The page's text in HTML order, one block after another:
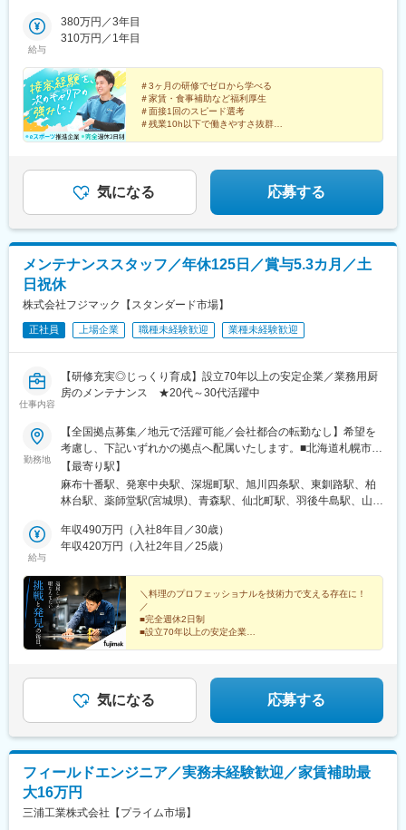
長堀橋駅、野田駅(大阪環状線)、山田駅(大阪府・阪急線)、本町
駅、塚本駅、なにわ橋駅、江坂駅、西大橋駅、北畠駅、今宮駅、
駅、富田林駅、河内長野駅、堺東駅、泉ケ丘駅、中百舌鳥駅、高
見ノ里駅、岸和田駅、泉佐野駅、茨木駅、高槻市駅、牧落駅、千
里中央駅(北大阪急行)、石橋阪大前駅、寝屋川市駅、枚方市駅、住
道駅、藤井寺駅、新石切駅、近鉄八尾駅、烏丸御池駅、西院駅(京
福線)、五条駅(京都市営)、桂駅、椥辻駅、上鳥羽口駅、松ケ崎駅
(広島県)、三次駅、海田市駅、緑井駅、尾道駅、福山駅、岩国駅、
柳井駅、下関駅、徳山駅、防府駅、宇部新川駅、東萩駅、湯田温
泉駅、岡山駅、備前西市駅、倉敷市駅、児島駅、笠岡駅、備中高
梁駅、津山口駅、西片上駅、本山駅(香川県)、高松築港駅、一宮
駅、鴨島駅、穴吹駅、阿南駅、阿波富田駅、鳴門駅、伊予大洲
駅、宇和島駅、伊予三島駅、新居浜駅、伊予富田駅、南堀端駅、
北伊予駅、筑前前原駅、竹下駅、名島駅、薬院大通駅、藤崎駅(福
岡県)、雑餉隈駅、二日市駅、行橋駅、小倉駅(福岡県)、熊西駅、
赤間駅、久留米駅、大牟田駅、甘木駅(西鉄線)、新飯塚駅、新御茶
ノ水駅、東新宿駅、浜松町駅、半蔵門駅、東陽町駅、日本橋駅(東
広小路駅、小伝馬町駅、東大前駅、築地市場駅、奥沢駅、荏原町
駅、成増駅、早稲田駅(都電荒川線)、布田駅、立川駅、石川町駅、
駅、京急川崎駅、飯能駅、玉淀駅、新越谷駅、本川越駅、西武秩
父駅、市川真間駅、京成西船駅、新津田沼駅、京成成田駅、東別
院駅、一社駅、池下駅、塩釜口駅、瑞穂区役所駅、大曽根駅、新
豊橋駅、豊川駅、新瀬戸駅、新豊田駅、小牧口駅、名鉄一宮駅、
西尾口駅、浜松駅、草薙駅(東海道本線)、来宮駅、三島広小路駅、
近鉄日本橋駅、玉川駅(大阪府)、山田駅(大阪モノレール)、肥後橋
駅、大江橋駅、四ツ橋駅、西田辺駅、大国町駅、ＪＲ河内永和
駅、岡町駅、花田口駅、高槻駅、丸太町駅(京都市営)、西院駅(阪
センター入口駅、七軒茶屋駅、岡山駅前駅、倉敷駅、高松駅(香川
県)、本町一丁目駅、薬院駅、南福岡駅、紫駅、平和通駅、西黒崎
駅、甘木駅(甘木鉄道線)、御茶ノ水駅、御成門駅、三越前駅、上中
里駅、沼部駅、御徒町駅、馬喰町駅、東銀座駅、長原駅(東京都)、
立川北駅、日本大通り駅、川越市駅、秩父駅、東中山駅、平安通
駅、河内永和駅、大小路駅、久津川駅、的場町駅、新井口駅、大
町駅(広島県)、西川緑道公園駅、片原町駅(香川県)、西堀端駅、渡
辺通駅、西鉄二日市駅、西小倉駅、萩原駅(福岡県)
静岡県／愛知県／三重県＜関西＞大阪府／京都府／兵庫県＜中
国・四国＞広島県／愛媛県／徳島県＜九州・沖縄＞福岡県／佐賀
京都千代田区外神田3‐12‐8 住友不動産秋葉原ビル◎将来的に訪
問でのサービス提供もお願いする可能性があります◎社命による
異動の場合は、引越費用全額負担します
駅、上前津駅、新潟駅、大泉駅(富山県)、松任駅、新福井駅、富士
駅、高茶屋駅、川中島駅、草薙駅(東海道本線)、なんば駅(南海
川駅、紙屋町西駅、福音寺駅、福山駅、徳島駅、竹下駅、佐賀
駅、騎射場駅、浦添前田駅、敷戸駅、田吉駅、南熊本駅、中野駅
(東京都)、京王八王子駅、京成千葉駅、平沼橋駅、川崎駅、末広町
駅(東京都)、さっぽろ駅、仙台駅、矢場町駅、福井駅(福井県)、日
本橋駅(大阪府)、祇園四条駅、三宮駅(神戸市営)、綾ノ町駅、本通
鉄)、大須観音駅、福井口駅、近鉄日本橋駅、清水五条駅、三宮・
花時計前駅、原爆ドーム前駅
給与
380万円／3年目
310万円／1年目
＃3ヶ月の研修でゼロから学べる
＃家賃・食事補助など福利厚生
＃面接1回のスピード選考
＃残業10h以下で働きやすさ抜群
展開する当社でデジタル機器の専門家を目指しません
か？
気になる 応募する
メンテナンススタッフ／年休125日／賞与5.3カ月／土
日祝休
株式会社フジマック【スタンダード市場】
正社員 上場企業 職種未経験歓迎 業種未経験歓迎
仕事内容
【研修充実◎じっくり育成】設立70年以上の安定企業／業務用厨
房のメンテナンス ★20代～30代活躍中
勤務地
【全国拠点募集／地元で活躍可能／会社都合の転勤なし】希望を
考慮し、下記いずれかの拠点へ配属いたします。■北海道札幌市／
函館市／旭川市／釧路市／帯広市■東北宮城県／青森県／岩手県／
秋田県／山形県／福島県■関東東京都（港区・台東区・中野区・八
王子市・小平市）／千葉県（千葉市・柏市・船橋市）／神奈川県
県／茨城県■中部静岡県（静岡市・三島市・浜松市）／愛知県（名
古屋市・岡崎市）／山梨県／富山県／石川県／新潟県／長野県
市）／京都府／兵庫県（神戸市・姫路市）／和歌山県／三重県■中
国・四国広島県（広島市、福山市）／島根県／岡山県／山口県／
香川県／徳島県／愛媛県／高知県■九州・沖縄福岡県（福岡市・北
九州市）／佐賀県／長崎県／熊本県／大分県／宮崎県／鹿児島県
／沖縄県※転勤は必ず相談の上、決定いたします（基本同じエリア
場完備）※受動喫煙対策：オフィス内禁煙
【最寄り駅】
麻布十番駅、発寒中央駅、深堀町駅、旭川四条駅、東釧路駅、柏
林台駅、薬師堂駅(宮城県)、青森駅、仙北町駅、羽後牛島駅、山形
駅、甲府駅、上尾駅、葭川公園駅、大神宮下駅、柏駅、新御徒町
駅、落合駅(東京都)、京王八王子駅、青梅街道駅、上大岡駅、元住
県)、南富山駅、上諸江駅、新福井駅、岐南駅、六名駅、東松阪
駅、越後石山駅、豊津駅(大阪府)、萩原天神駅、くいな橋駅、和田
岬駅、亀山駅(兵庫県)、田井ノ瀬駅、下祇園駅、東福山駅、松江
駅、備前西市駅、周防下郷駅、香西駅、吉成駅、鎌田駅、薊野
駅、大橋駅(福岡県)、競馬場前駅(福岡県)、鍋島駅、住吉駅(長崎
駅、西松本駅、田原町駅(東京都)、新井薬師前駅、港南中央駅、江
坂駅、竹田駅(京都府)、竹下駅、守恒駅、南鹿児島駅、蔵前駅、東
給与
年収490万円（入社8年目／30歳）
年収420万円（入社2年目／25歳）
＼料理のプロフェッショナルを技術力で支える存在に！
／
■完全週休2日制
■設立70年以上の安定企業
高級ホテル・レストランに選ばれてきた厨房機器。
品質と機能美にこだわった『魅せるキッチン』。
気になる 応募する
フィールドエンジニア／実務未経験歓迎／家賃補助最
大16万円
三浦工業株式会社【プライム市場】